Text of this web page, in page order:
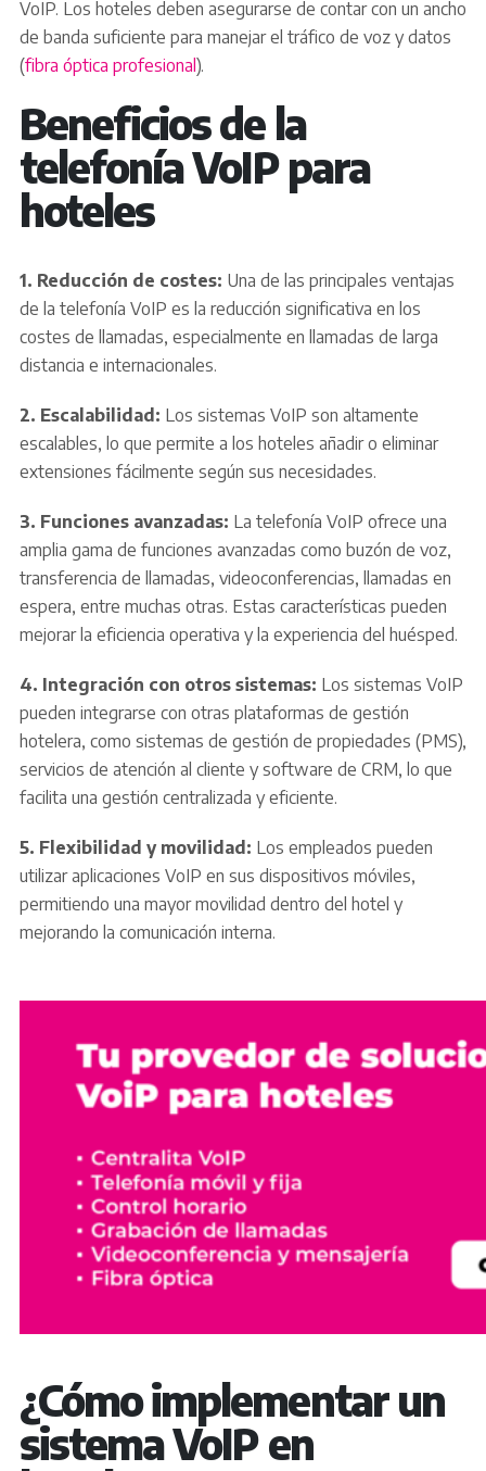
VoIP. Los hoteles deben asegurarse de contar con un ancho
de banda suficiente para manejar el tráfico de voz y datos
(fibra óptica profesional).
Beneficios de la
telefonía VoIP para
hoteles
1. Reducción de costes: Una de las principales ventajas
de la telefonía VoIP es la reducción significativa en los
costes de llamadas, especialmente en llamadas de larga
distancia e internacionales.
2. Escalabilidad: Los sistemas VoIP son altamente
escalables, lo que permite a los hoteles añadir o eliminar
extensiones fácilmente según sus necesidades.
3. Funciones avanzadas: La telefonía VoIP ofrece una
amplia gama de funciones avanzadas como buzón de voz,
transferencia de llamadas, videoconferencias, llamadas en
espera, entre muchas otras. Estas características pueden
mejorar la eficiencia operativa y la experiencia del huésped.
4. Integración con otros sistemas: Los sistemas VoIP
pueden integrarse con otras plataformas de gestión
hotelera, como sistemas de gestión de propiedades (PMS),
servicios de atención al cliente y software de CRM, lo que
facilita una gestión centralizada y eficiente.
5. Flexibilidad y movilidad: Los empleados pueden
utilizar aplicaciones VoIP en sus dispositivos móviles,
permitiendo una mayor movilidad dentro del hotel y
mejorando la comunicación interna.
¿Cómo implementar un
sistema VoIP en